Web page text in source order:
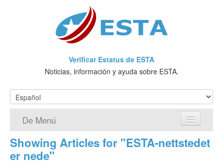
Verificar Estatus de ESTA
Noticias, información y ayuda sobre ESTA.
De Menú
Página de inicio
Showing Articles for "ESTA-nettstedet
er nede"